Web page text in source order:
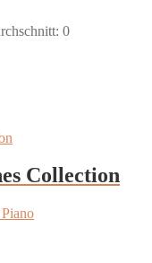
0
Collection